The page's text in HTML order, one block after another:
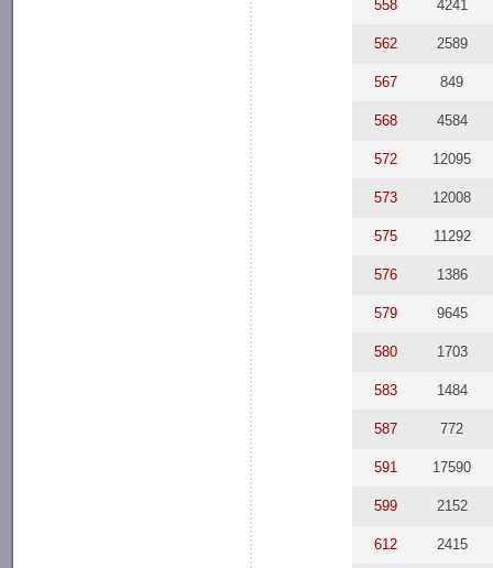
558 4241
562 2589
567 849
568 4584
572 12095
573 12008
575 11292
576 1386
579 9645
580 1703
583 1484
587 772
591 17590
599 2152
612 2415